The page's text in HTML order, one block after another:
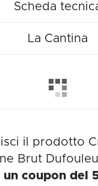
Scheda
La Cantina
il prodotto
Brut
un coupon del